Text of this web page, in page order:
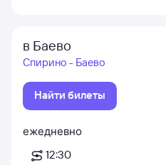
в Баево
Спирино - Баево
Найти билеты
ежедневно
12:30